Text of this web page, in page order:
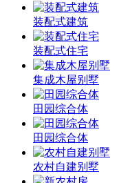
装配式建筑
装配式住宅
集成木屋别墅
田园综合体
田园综合体
农村自建别墅